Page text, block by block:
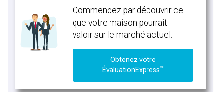
Commencez par découvrir ce
que votre maison pourrait
valoir sur le marché actuel.
Obtenez votre
ÉvaluationExpressMC